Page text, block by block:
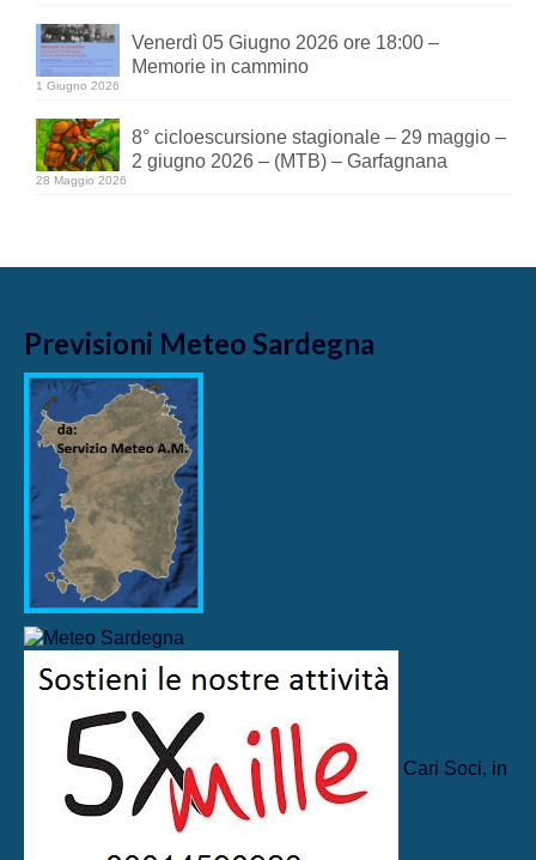
Venerdì 05 Giugno 2026 ore 18:00 –
Memorie in cammino
1 Giugno 2026
8° cicloescursione stagionale – 29 maggio –
2 giugno 2026 – (MTB) – Garfagnana
28 Maggio 2026
Previsioni Meteo Sardegna
Cari Soci, in